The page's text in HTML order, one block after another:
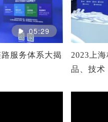
05:29
服务体系大揭
2023上
品、技术